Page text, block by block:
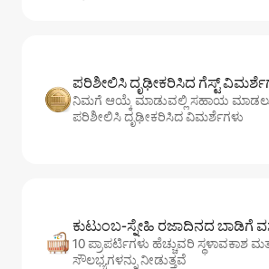
ಪರಿಶೀಲಿಸಿ ದೃಢೀಕರಿಸಿದ ಗೆಸ್ಟ್
ನಿಮಗೆ ಆಯ್ಕೆ ಮಾಡುವಲ್ಲಿ ಸಹಾಯ ಮಾಡಲು
ಪರಿಶೀಲಿಸಿ ದೃಢೀಕರಿಸಿದ ವಿಮರ್ಶೆಗಳು
ಕುಟುಂಬ-ಸ್ನೇಹಿ ರಜಾದಿನದ ಬಾಡಿಗೆ
10 ಪ್ರಾಪರ್ಟಿಗಳು ಹೆಚ್ಚುವರಿ ಸ್ಥಳಾವಕಾಶ
ಸೌಲಭ್ಯಗಳನ್ನು ನೀಡುತ್ತವೆ